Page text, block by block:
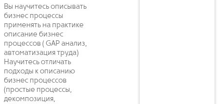
Вы научитесь описывать
бизнес процессы
применять на практике
описание бизнес
процессов ( GAP анализ,
автоматизация труда)
Научитесь отличать
подходы к описанию
бизнес процессов
(простые процессы,
декомпозиция,